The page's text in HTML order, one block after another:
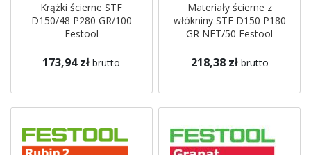
Krążki ścierne STF
D150/48 P280 GR/100
Festool
173,94 zł brutto
Materiały ścierne z
włókniny STF D150 P180
GR NET/50 Festool
218,38 zł brutto